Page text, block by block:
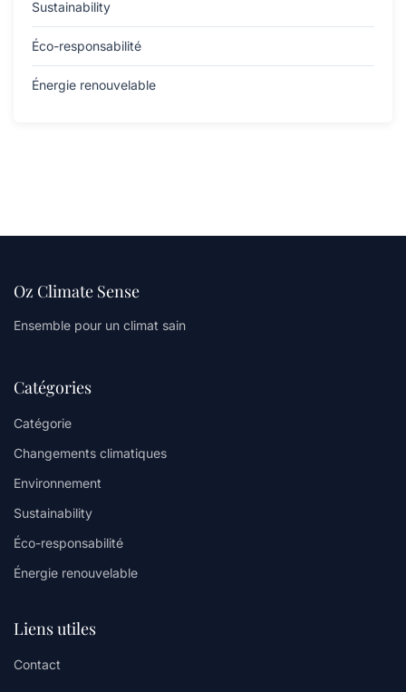
Sustainability
Éco-responsabilité
Énergie renouvelable
Oz Climate Sense
Ensemble pour un climat sain
Catégories
Catégorie
Changements climatiques
Environnement
Sustainability
Éco-responsabilité
Énergie renouvelable
Liens utiles
Contact